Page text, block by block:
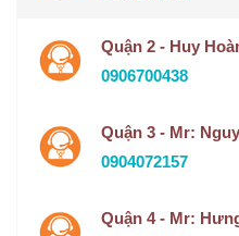
Quận 2 - Huy
0906700438
Quận 3 - Mr:
0904072157
Quận 4 - Mr: